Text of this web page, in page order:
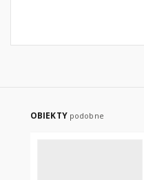
OBIEKTY podobne